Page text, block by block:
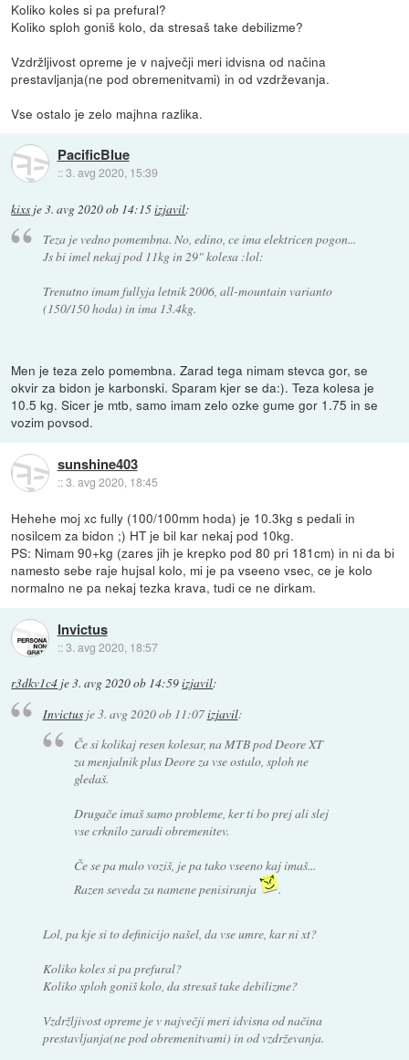
Koliko koles si pa prefural?
Koliko sploh goniš kolo, da stresaš take debilizme?
Vzdržljivost opreme je v največji meri idvisna od načina
prestavljanja(ne pod obremenitvami) in od vzdrževanja.
Vse ostalo je zelo majhna razlika.
PacificBlue
::3. avg 2020, 15:39
kixs je3. avg 2020 ob 14:15izjavil:
Teza je vedno pomembna. No, edino, ce ima elektricen pogon...
Js bi imel nekaj pod 11kg in 29" kolesa :lol:
Trenutno imam fullyja letnik 2006, all-mountain varianto
(150/150 hoda) in ima 13.4kg.
Men je teza zelo pomembna. Zarad tega nimam stevca gor, se
okvir za bidon je karbonski. Sparam kjer se da:). Teza kolesa je
10.5 kg. Sicer je mtb, samo imam zelo ozke gume gor 1.75 in se
vozim povsod.
sunshine403
::3. avg 2020, 18:45
Hehehe moj xc fully (100/100mm hoda) je 10.3kg s pedali in
nosilcem za bidon ;) HT je bil kar nekaj pod 10kg.
PS: Nimam 90+kg (zares jih je krepko pod 80 pri 181cm) in ni da bi
namesto sebe raje hujsal kolo, mi je pa vseeno vsec, ce je kolo
normalno ne pa nekaj tezka krava, tudi ce ne dirkam.
Invictus
::3. avg 2020, 18:57
r3dkv1c4 je3. avg 2020 ob 14:59izjavil:
Invictusje3. avg 2020 ob 11:07izjavil:
Če si kolikaj resen kolesar, na MTB pod Deore XT
za menjalnik plus Deore za vse ostalo, sploh ne
gledaš.
Drugače imaš samo probleme, ker ti bo prej ali slej
vse crknilo zaradi obremenitev.
Če se pa malo voziš, je pa tako vseeno kaj imaš...
Razen seveda za namene penisiranja
.
Lol, pa kje si to definicijo našel, da vse umre, kar ni xt?
Koliko koles si pa prefural?
Koliko sploh goniš kolo, da stresaš take debilizme?
Vzdržljivost opreme je v največji meri idvisna od načina
prestavljanja(ne pod obremenitvami) in od vzdrževanja.